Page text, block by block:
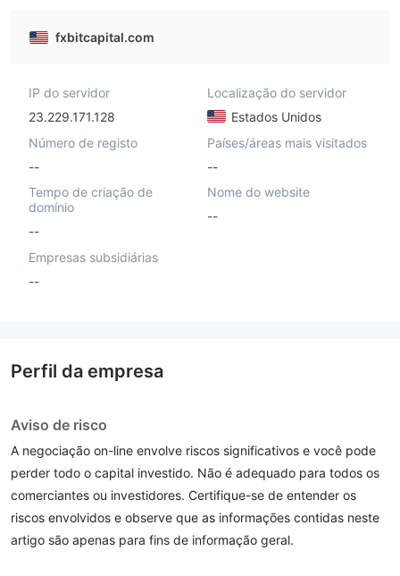
fxbitcapital.com
IP do servidor
23.229.171.128
Localização do servidor
Estados Unidos
Número de registo
--
Países/áreas mais visitados
--
Tempo de criação de
domínio
--
Nome do website
--
Empresas subsidiárias
--
Perfil da empresa
Aviso de risco
A negociação on-line envolve riscos significativos e você pode
perder todo o capital investido. Não é adequado para todos os
comerciantes ou investidores. Certifique-se de entender os
riscos envolvidos e observe que as informações contidas neste
artigo são apenas para fins de informação geral.